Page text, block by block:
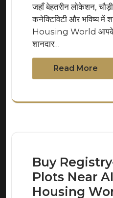
जहाँ बेहतरीन लोकेशन,
कनेक्टिविटी और भविष्य में
Housing World आपके
शानदार…
Read More
Buy
Plots Near
Housing